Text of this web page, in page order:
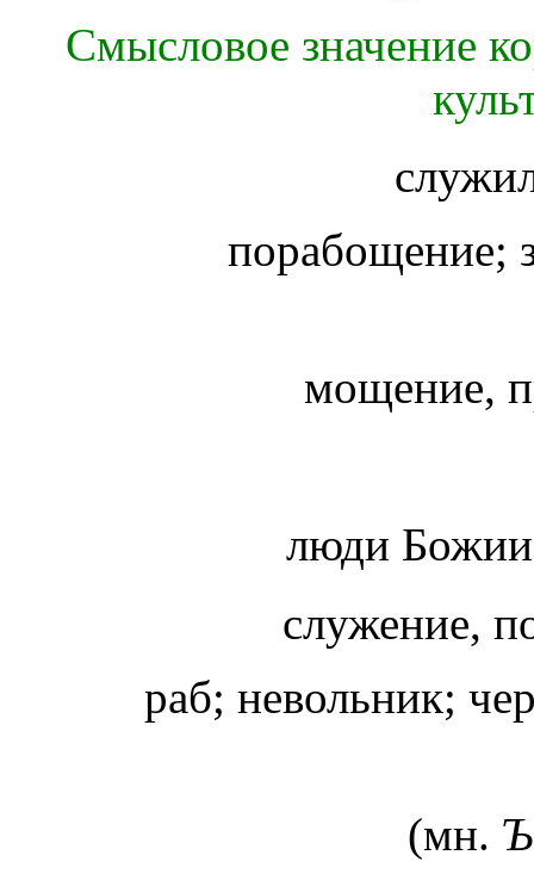
Смысловое значение
порабощение;
мощение,
люди
служение,
раб; невольник;
(мн.